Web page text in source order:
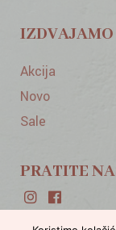
IZDVAJAMO
Akcija
Novo
Sale
PRATITE